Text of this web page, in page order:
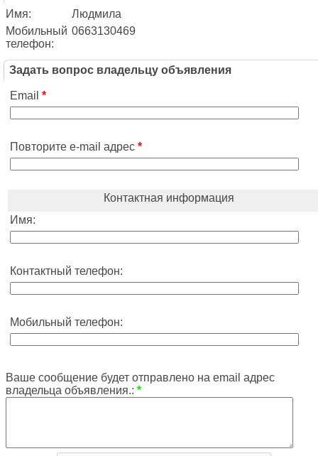
Имя:
Людмила
Мобильный
телефон:
0663130469
Задать вопрос владельцу объявления
Email *
Повторите e-mail адрес *
Контактная информация
Имя:
Контактный телефон:
Мобильный телефон:
Ваше сообщение будет отправлено на email адрес
владельца объявления.: *